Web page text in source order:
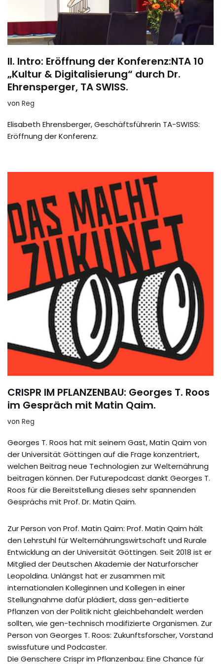
II. Intro: Eröffnung der Konferenz:NTA 10
„Kultur & Digitalisierung“ durch Dr.
Ehrensperger, TA SWISS.
von Reg
Elisabeth Ehrensberger, Geschäftsführerin TA-SWISS:
Eröffnung der Konferenz.
CRISPR IM PFLANZENBAU: Georges T. Roos
im Gespräch mit Matin Qaim.
von Reg
Georges T. Roos hat mit seinem Gast, Matin Qaim von
der Universität Göttingen auf die Frage konzentriert,
welchen Beitrag neue Technologien zur Welternährung
beitragen können. Der Futurepodcast dankt Georges T.
Roos für die Bereitstellung dieses sehr spannenden
Gesprächs mit Prof. Dr. Matin Qaim.
Zur Person von Prof. Matin Qaim: Prof. Matin Qaim hält
den Lehrstuhl für Welternährungswirtschaft und Rurale
Entwicklung an der Universität Göttingen. Seit 2018 ist er
Mitglied der Deutschen Akademie der Naturforscher
Leopoldina. Unlängst hat er zusammen mit
internationalen Kolleginnen und Kollegen in einer
Stellungnahme dafür plädiert, dass gen-editierte
Pflanzen von der Politik nicht gleichbehandelt werden
sollten, wie gen-technisch modifizierte Organismen. Zur
Person von Georges T. Roos: Zukunftsforscher, Vorstand
swissfuture und Podcaster.
Die Genschere Crispr im Pflanzenbau: Eine Chance für